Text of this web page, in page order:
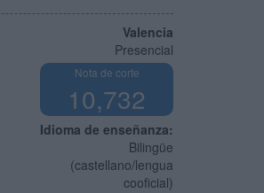
Valencia
Presencial
Nota de corte
10,732
Idioma de enseñanza:
Bilingüe
(castellano/lengua
cooficial)